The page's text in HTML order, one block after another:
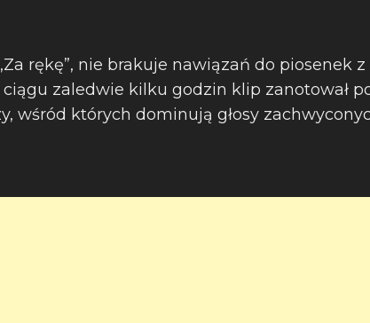
rękę”, nie brakuje nawiązań do piosenek
zaledwie kilku godzin klip zanotował
wśród których dominują głosy